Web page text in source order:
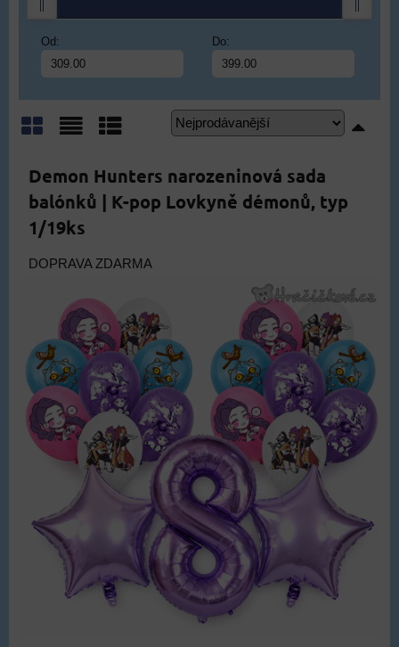
Od: Do:
Demon Hunters narozeninová sada
balónků | K-pop Lovkyně démonů, typ
1/19ks
DOPRAVA ZDARMA